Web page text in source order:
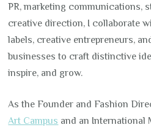
PR, marketing communications,
creative direction, I collaborate
labels, creative entrepreneurs,
businesses to craft distinctive
inspire, and grow.
As the Founder and Fashion
Art Campus and an International